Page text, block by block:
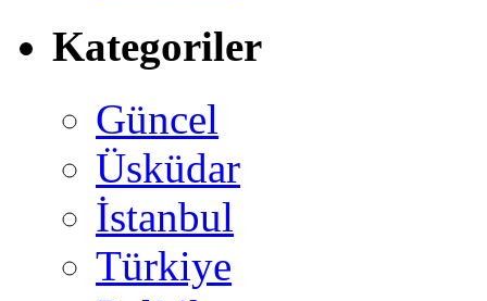
Kategoriler
Güncel
Üsküdar
İstanbul
Türkiye